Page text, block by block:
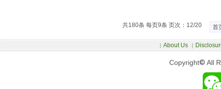
共180条 每页9条 页次：12/20 首
Copyright© All
| About Us |